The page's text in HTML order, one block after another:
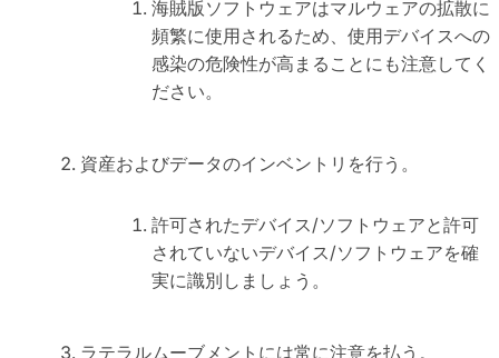
海賊版ソフトウェアはマルウェアの拡散に
頻繁に使用されるため、使用デバイスへの
感染の危険性が高まることにも注意してく
ださい。
資産およびデータのインベントリを行う。
許可されたデバイス/ソフトウェアと許可
されていないデバイス/ソフトウェアを確
実に識別しましょう。
ラテラルムーブメントには常に注意を払う。